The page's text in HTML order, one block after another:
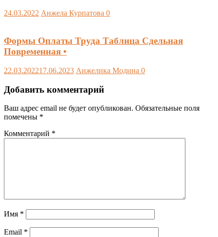
24.03.2022 Анжела Курпатова 0
Формы Оплаты Труда Таблица Сдельная
Повременная •
22.03.202217.06.2023 Анжелика Модина 0
Добавить комментарий
Ваш адрес email не будет опубликован. Обязательные поля
помечены *
Комментарий *
Имя *
Email *